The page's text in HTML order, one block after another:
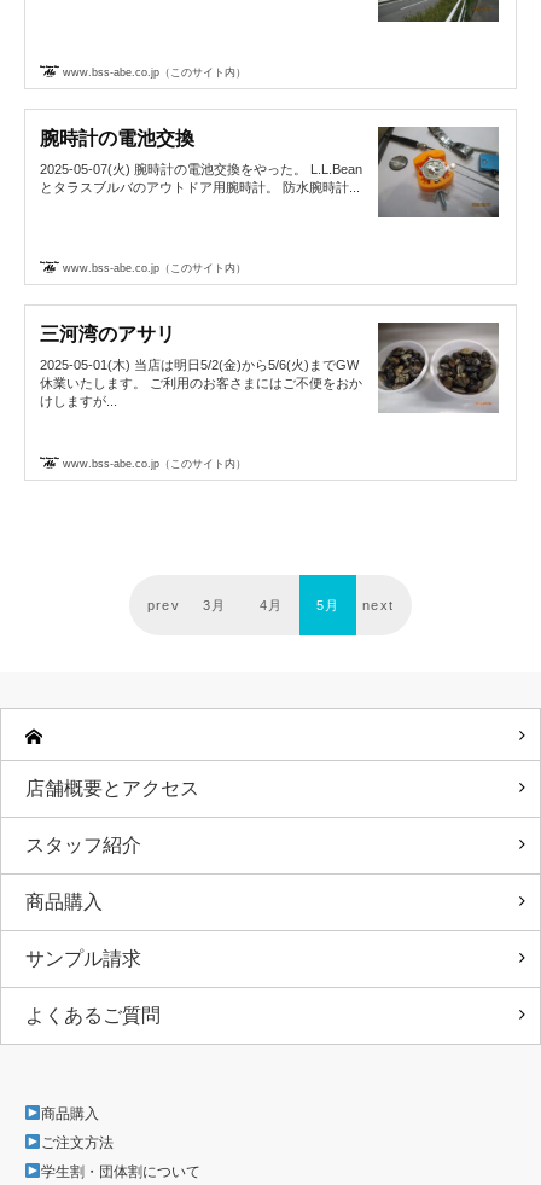
www.bss-abe.co.jp（このサイト内）
腕時計の電池交換
2025-05-07(火) 腕時計の電池交換をやった。 L.L.Bean
とタラスブルバのアウトドア用腕時計。 防水腕時計...
www.bss-abe.co.jp（このサイト内）
三河湾のアサリ
2025-05-01(木) 当店は明日5/2(金)から5/6(火)までGW
休業いたします。 ご利用のお客さまにはご不便をおか
けしますが...
www.bss-abe.co.jp（このサイト内）
prev 3月 4月 5月 next
店舗概要とアクセス
スタッフ紹介
商品購入
サンプル請求
よくあるご質問
商品購入
ご注文方法
学生割・団体割について